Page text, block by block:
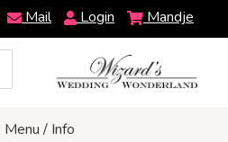
Mail Login Mandje
Menu / Info